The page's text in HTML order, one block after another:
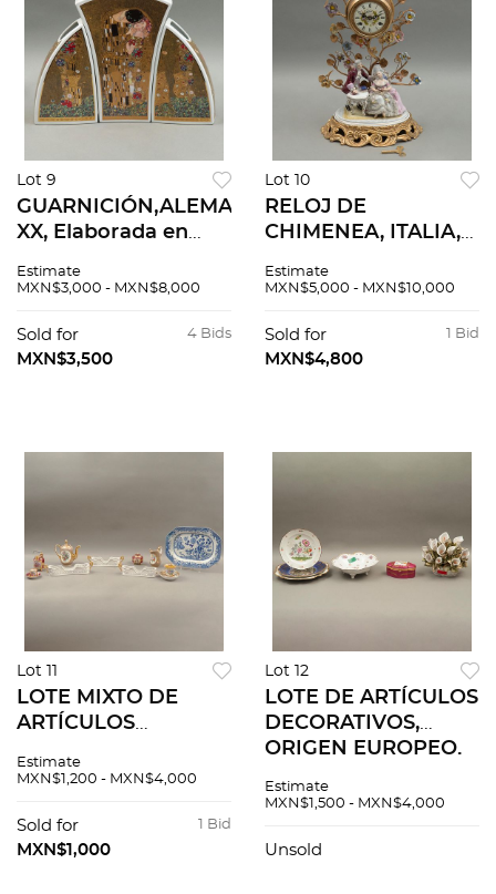
Lot 9
GUARNICIÓN,ALEMANIA,SIGLO
XX, Elaborada en
Goebel. Decorada
Retrato de Adele
Bloch-Bauer de
Estimate
MXN$3,000 - MXN$8,000
4 Bids
Sold for
MXN$3,500
Lot 10
RELOJ DE
CHIMENEA, ITALIA,
en porcelana
dorado. Sellado
Capodimonte.
Estimate
MXN$5,000 - MXN$10,000
1 Bid
Sold for
MXN$4,800
Lot 11
LOTE MIXTO DE
ARTÍCULOS
PARA MESA, ORIGEN
Elaborados en
porcelana
Estimate
MXN$1,200 - MXN$4,000
1 Bid
Sold for
MXN$1,000
Lot 12
LOTE DE ARTÍCULOS
DECORATIVOS,
ORIGEN EUROPEO.
Elaborados en
policromada.
Estimate
MXN$1,500 - MXN$4,000
Unsold